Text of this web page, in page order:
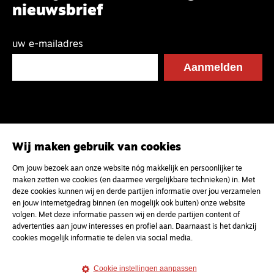
nieuwsbrief
uw e-mailadres
Wij maken gebruik van cookies
Om jouw bezoek aan onze website nóg makkelijk en persoonlijker te
maken zetten we cookies (en daarmee vergelijkbare technieken) in. Met
deze cookies kunnen wij en derde partijen informatie over jou verzamelen
en jouw internetgedrag binnen (en mogelijk ook buiten) onze website
volgen. Met deze informatie passen wij en derde partijen content of
advertenties aan jouw interesses en profiel aan. Daarnaast is het dankzij
cookies mogelijk informatie te delen via social media.
Cookie instellingen aanpassen